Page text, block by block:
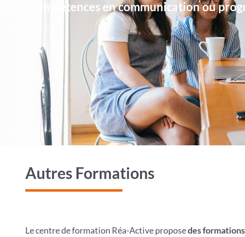
compétences en communication ou
Autres Formations
Le centre de formation Réa-Active proposedes